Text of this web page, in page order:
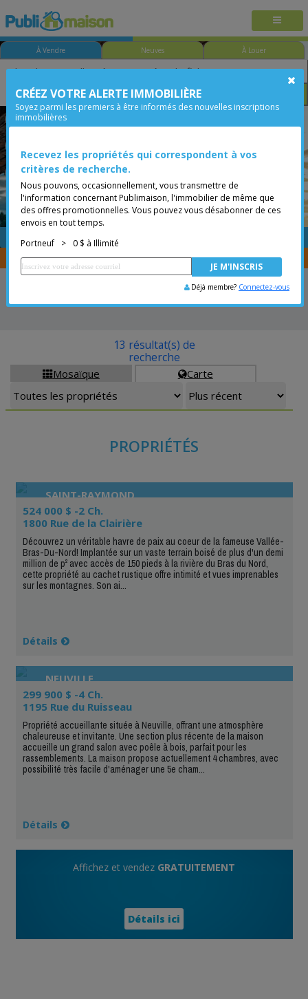
À Vendre Neuves À Louer
Chambre Prix
Deschambault-Grondines
Cottage-jumelé
Placer une annonce
Vous êtes courtier, transférer vos propriétés avecCENTRIS
Mosaïque Carte
13 résultat(s) de
recherche
PROPRIÉTÉS
SAINT-RAYMOND
524 000 $ -2 Ch.
1800 Rue de la Clairière
Découvrez un véritable havre de paix au coeur de la fameuse Vallée-
Bras-Du-Nord! Implantée sur un vaste terrain boisé de plus d'un demi
million de p² avec accès de 150 pieds à la rivière du Bras du Nord,
cette propriété au cachet rustique offre intimité et vues imprenables
sur les montagnes. Son ai...
Détails
NEUVILLE
299 900 $ -4 Ch.
1195 Rue du Ruisseau
Propriété accueillante située à Neuville, offrant une atmosphère
chaleureuse et invitante. Une section plus récente de la maison
accueille un grand salon avec poêle à bois, parfait pour les
rassemblements. La maison propose actuellement 4 chambres, avec
possibilité très facile d'aménager une 5e cham...
Détails
Affichez et vendez GRATUITEMENT
Détails ici
CRÉEZ VOTRE ALERTE IMMOBILIÈRE
Soyez parmi les premiers à être informés des nouvelles inscriptions
immobilières
Recevez les propriétés qui correspondent à vos
critères de recherche.
Nous pouvons, occasionnellement, vous transmettre de
l'information concernant Publimaison, l'immobilier de même que
des offres promotionnelles. Vous pouvez vous désabonner de ces
envois en tout temps.
Portneuf
> 0 $ à Illimité
Déjà membre? Connectez-vous